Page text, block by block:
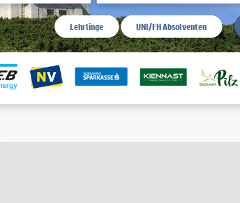
Lehrlinge UNI/FH Absolventen